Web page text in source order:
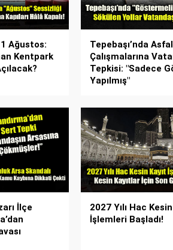
Ağustos:
Kentpark
Tepebaşı’nda
Çalışmalarına
Tepkisi: "Sadece
Yapılmış"
İlçe
2027 Yılı Hac
İşlemleri Başladı!